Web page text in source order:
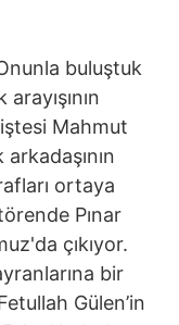
buluştuk
Mahmut
ortaya
Pınar
çıkıyor.
bir
Gülen’in